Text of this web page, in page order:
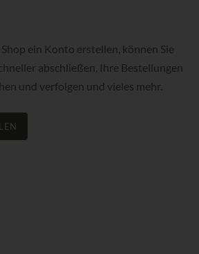
ein Konto erstellen, können Sie
abschließen, Ihre Bestellungen
und verfolgen und vieles mehr.